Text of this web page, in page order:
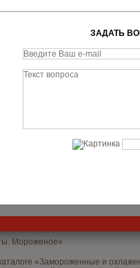
ЗАДАТЬ
Мороженое»
«Замороженные и